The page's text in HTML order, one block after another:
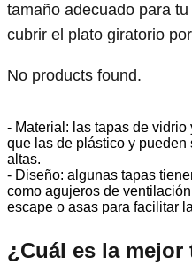
tamaño adecuado para
cubrir el plato giratorio
No products found.
- Material: las tapas de
que las de plástico y pueden
altas.
- Diseño: algunas tapas
como agujeros de
escape o asas para facilitar
¿Cuál es la